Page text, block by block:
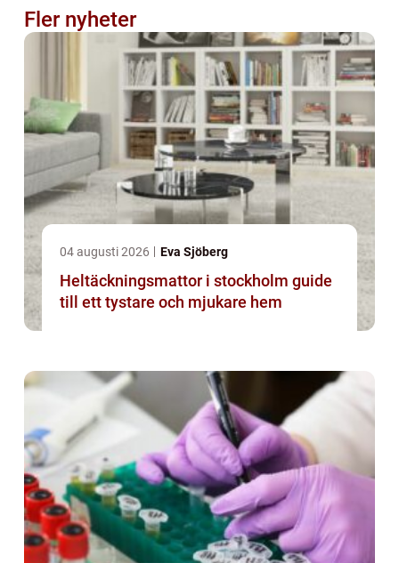
Fler nyheter
04 augusti 2026 Eva Sjöberg
Heltäckningsmattor i stockholm guide
till ett tystare och mjukare hem